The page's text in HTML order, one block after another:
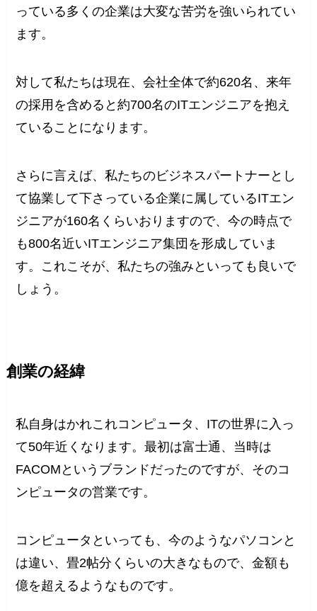
っている多くの企業は大変な苦労を強いられてい
ます。
対して私たちは現在、会社全体で約620名、来年
の採用を含めると約700名のITエンジニアを抱え
ていることになります。
さらに言えば、私たちのビジネスパートナーとし
て協業して下さっている企業に属しているITエン
ジニアが160名くらいおりますので、今の時点で
も800名近いITエンジニア集団を形成していま
す。これこそが、私たちの強みといっても良いで
しょう。
創業の経緯
私自身はかれこれコンピュータ、ITの世界に入っ
て50年近くなります。最初は富士通、当時は
FACOMというブランドだったのですが、そのコ
ンピュータの営業です。
コンピュータといっても、今のようなパソコンと
は違い、畳2帖分くらいの大きなもので、金額も
億を超えるようなものです。